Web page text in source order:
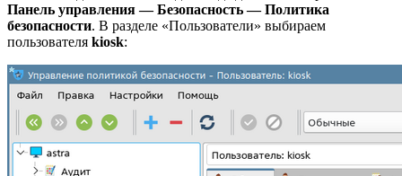
Панель управления — Безопасность — Политика
безопасности. В разделе «Пользователи» выбираем
пользователя kiosk: